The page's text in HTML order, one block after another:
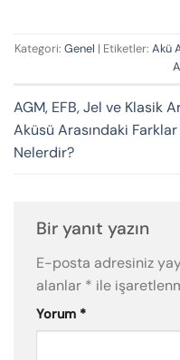
Kategori: Genel | Etiketler: Akü
AGM, EFB, Jel ve Klasik
Aküsü Arasındaki Farklar
Nelerdir?
Bir yanıt yazın
E-posta adresiniz
alanlar * ile
Yorum *